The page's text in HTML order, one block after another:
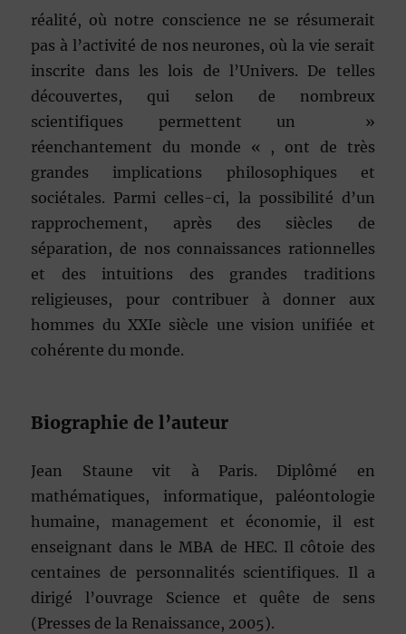
réalité, où notre conscience ne se résumerait
pas à l’activité de nos neurones, où la vie serait
inscrite dans les lois de l’Univers. De telles
découvertes, qui selon de nombreux
scientifiques permettent un »
réenchantement du monde « , ont de très
grandes implications philosophiques et
sociétales. Parmi celles-ci, la possibilité d’un
rapprochement, après des siècles de
séparation, de nos connaissances rationnelles
et des intuitions des grandes traditions
religieuses, pour contribuer à donner aux
hommes du XXIe siècle une vision unifiée et
cohérente du monde.
Biographie de l’auteur
Jean Staune vit à Paris. Diplômé en
mathématiques, informatique, paléontologie
humaine, management et économie, il est
enseignant dans le MBA de HEC. Il côtoie des
centaines de personnalités scientifiques. Il a
dirigé l’ouvrage Science et quête de sens
(Presses de la Renaissance, 2005).